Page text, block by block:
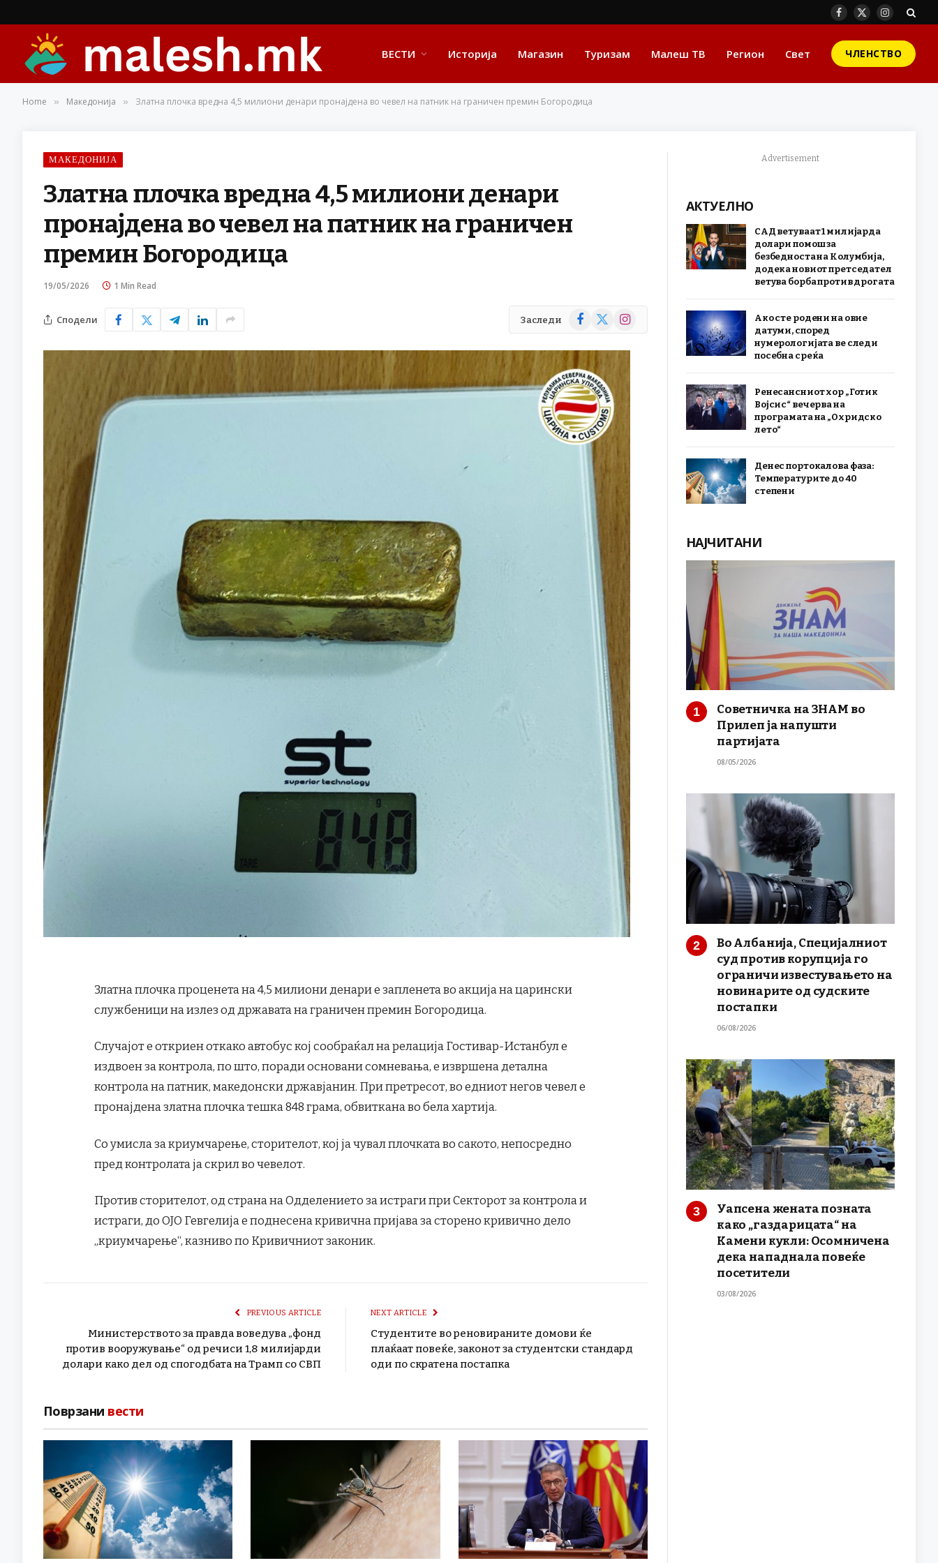
Facebook
X
Instagram
ВЕСТИ Историја Магазин Туризам Малеш ТВ Регион Свет ЧЛЕНСТВО
Home » Македонија » Златна плочка вредна 4,5 милиони денари пронајдена во чевел на патник на граничен премин Богородица
МАКЕДОНИЈА
Златна плочка вредна 4,5 милиони денари
пронајдена во чевел на патник на граничен
премин Богородица
19/05/2026 1 Min Read
Сподели Заследи Facebook
X
Instagram
Златна плочка проценета на 4,5 милиони денари е запленета во акција на царински
службеници на излез од државата на граничен премин Богородица.
Случајот е откриен откако автобус кој сообраќал на релација Гостивар-Истанбул е
издвоен за контрола, по што, поради основани сомневања, е извршена детална
контрола на патник, македонски државјанин. При претресот, во едниот негов чевел е
пронајдена златна плочка тешка 848 грама, обвиткана во бела хартија.
Со умисла за криумчарење, сторителот, кој ја чувал плочката во сакото, непосредно
пред контролата ја скрил во чевелот.
Против сторителот, од страна на Одделението за истраги при Секторот за контрола и
истраги, до ОЈО Гевгелија е поднесена кривична пријава за сторено кривично дело
„криумчарење“, казниво по Кривичниот законик.
PREVIOUS ARTICLE
Министерството за правда воведува „фонд
против вооружување“ од речиси 1,8 милијарди
долари како дел од спогодбата на Трамп со СВП
NEXT ARTICLE
Студентите во реновираните домови ќе
плаќаат повеќе, законот за студентски стандард
оди по скратена постапка
Поврзани вести
Advertisement
АКТУЕЛНО
САД ветуваат 1 милијарда
долари помош за
безбедноста на Колумбија,
додека новиот претседател
ветува борба против дрогата
Ако сте родени на овие
датуми, според
нумерологијата ве следи
посебна среќа
Ренесансниот хор „Готик
Војсис“ вечерва на
програмата на „Охридско
лето“
Денес портокалова фаза:
Температурите до 40
степени
НАЈЧИТАНИ
Советничка на ЗНАМ во
Прилеп ја напушти
партијата
08/05/2026
Во Албанија, Специјалниот
суд против корупција го
ограничи известувањето на
новинарите од судските
постапки
06/08/2026
Уапсена жената позната
како „газдарицата“ на
Камени кукли: Осомничена
дека нападнала повеќе
посетители
03/08/2026